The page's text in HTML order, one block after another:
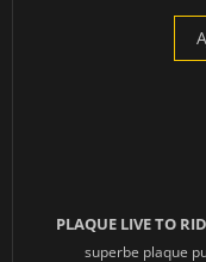
PLAQUE LIVE TO
superbe plaque